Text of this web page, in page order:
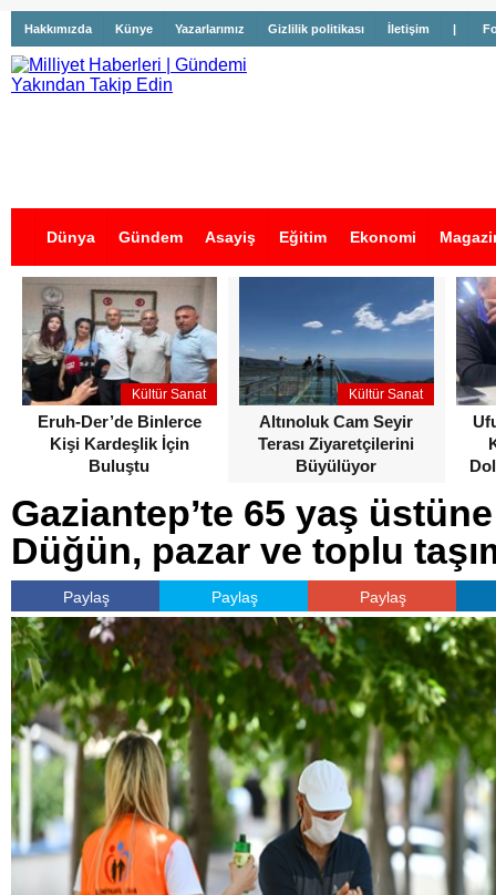
Hakkımızda Künye Yazarlarımız Gizlilik politikası İletişim |
Dünya Gündem Asayiş Eğitim Ekonomi
İş İlanları
Kültür Sanat
Eruh-Der’de Binlerce
Kişi Kardeşlik İçin
Buluştu
Kültür Sanat
Altınoluk Cam Seyir
Terası Ziyaretçilerini
Büyülüyor
Gaziantep’te 65 yaş
Düğün, pazar ve toplu
Paylaş Paylaş Paylaş